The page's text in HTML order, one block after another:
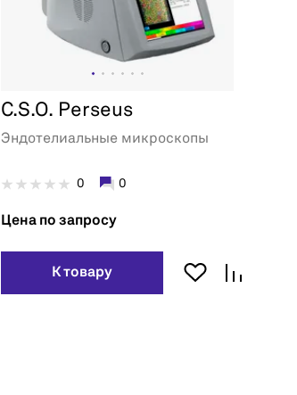
C.S.O. Perseus
Эндотелиальные микроскопы
0 0
Цена по запросу
К товару